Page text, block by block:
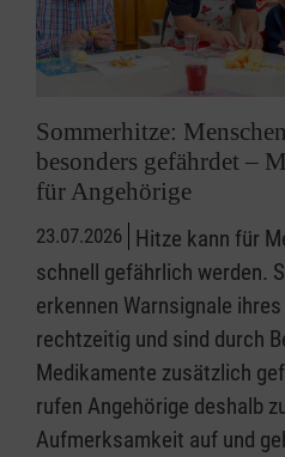
Sommerhitze:
besonders gefährdet –
für Angehörige
23.07.2026 Hitze kann für
schnell gefährlich werden.
erkennen Warnsignale
rechtzeitig und sind durch
Medikamente zusätzlich
rufen Angehörige deshalb
Aufmerksamkeit auf und